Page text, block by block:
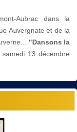
Aubrac dans la
Auvergnate et de la
"Dansons la
samedi 13 décembre